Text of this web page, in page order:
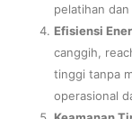
pelatihan
Efisiensi
canggih,
tinggi tanpa
operasional